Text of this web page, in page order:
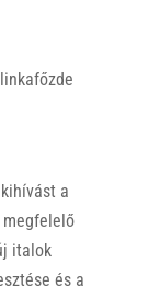
a
italok
és a